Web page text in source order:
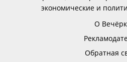
экономические и
О
Обратная